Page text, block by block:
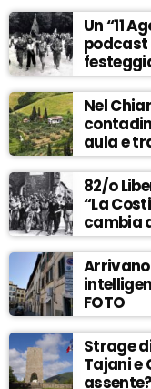
Un “11
podcast
Nel
aula e
82/o
“La
cambia
Arrivano
FOTO
Strage
Tajani e